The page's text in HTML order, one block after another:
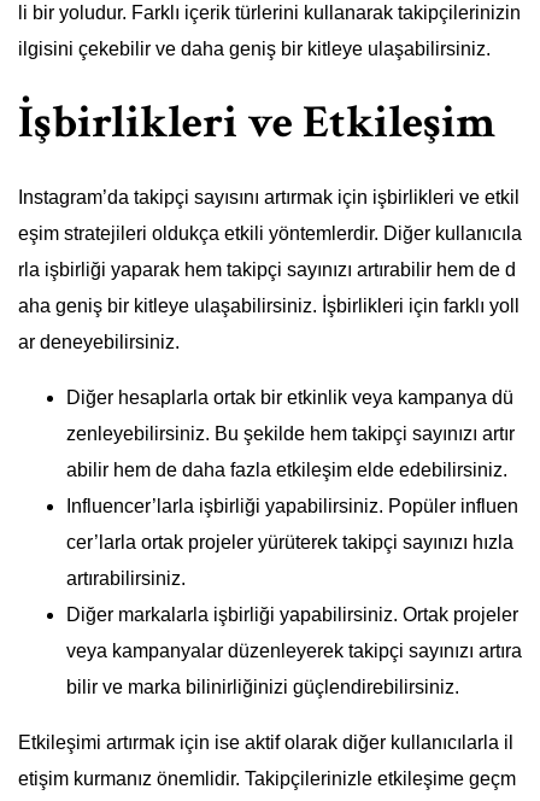
li bir yoludur. Farklı içerik türlerini kullanarak takipçilerinizin
ilgisini çekebilir ve daha geniş bir kitleye ulaşabilirsiniz.
İşbirlikleri ve Etkileşim
Instagram’da takipçi sayısını artırmak için işbirlikleri ve etkil
eşim stratejileri oldukça etkili yöntemlerdir. Diğer kullanıcıla
rla işbirliği yaparak hem takipçi sayınızı artırabilir hem de d
aha geniş bir kitleye ulaşabilirsiniz. İşbirlikleri için farklı yoll
ar deneyebilirsiniz.
Diğer hesaplarla ortak bir etkinlik veya kampanya dü
zenleyebilirsiniz. Bu şekilde hem takipçi sayınızı artır
abilir hem de daha fazla etkileşim elde edebilirsiniz.
Influencer’larla işbirliği yapabilirsiniz. Popüler influen
cer’larla ortak projeler yürüterek takipçi sayınızı hızla
artırabilirsiniz.
Diğer markalarla işbirliği yapabilirsiniz. Ortak projeler
veya kampanyalar düzenleyerek takipçi sayınızı artıra
bilir ve marka bilinirliğinizi güçlendirebilirsiniz.
Etkileşimi artırmak için ise aktif olarak diğer kullanıcılarla il
etişim kurmanız önemlidir. Takipçilerinizle etkileşime geçm